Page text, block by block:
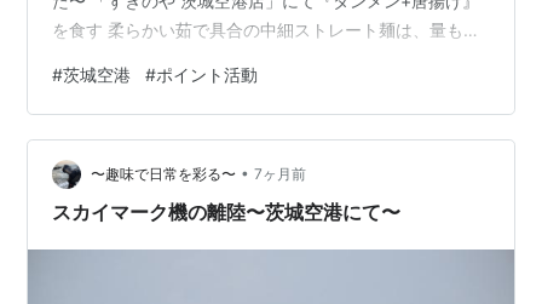
を食す 柔らかい茹で具合の中細ストレート麺は、量も多
プがいいですね〜キャベツ、ねぎ、木耳、豚バラ肉、ナ
ルトがのります味の濃い唐揚げといっしょに満足満腹な
一杯でございました ソースかつ丼とミニそばセットこれ
はスゲーボリュームですね〜ざっくりとした薄めの衣と
甘めのソースもいいですね〜 まだまだポイントがありま
#茨城空港 #ポイント活動
〜趣味で日常を彩る〜 • 7ヶ月前
スカイマーク機の離陸〜茨城空港にて〜